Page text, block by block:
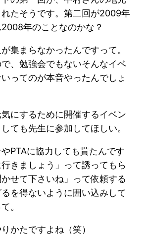
たそうです。第二回が2009年
年のことなのかな？
集まらなかったんですって。
、勉強会でもないそんなイベ
ってのが本音やったんでしょ
にするために開催するイベン
ても先生に参加してほしい。
PTAに協力しても貰たんです
きましょう」って誘ってもら
せて下さいね」って依頼する
を得ないように囲い込みして
。
かたですよね（笑）